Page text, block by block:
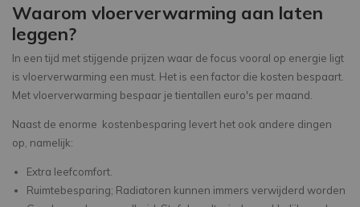
Waarom vloerverwarming aan laten
leggen?
In een tijd met stijgende prijzen waar de focus vooral op energie ligt
is vloerverwarming een must. Het is een factor die kosten bespaart.
Met vloerverwarming bespaar je tientallen euro's per maand.
Naast de enorme kostenbesparing levert het ook andere dingen
op, namelijk:
Extra leefcomfort.
Ruimtebesparing; Radiatoren kunnen immers verwijderd worden